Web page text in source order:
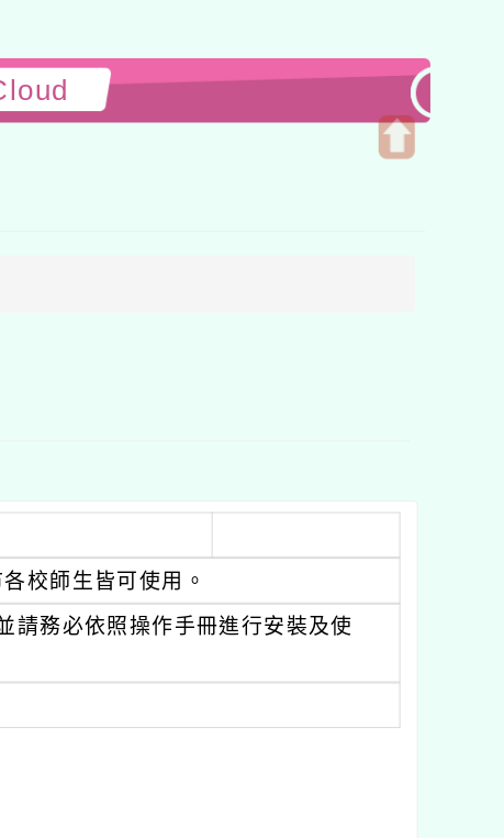
校師生皆可使用。
請務必依照操作手冊進行安裝及使